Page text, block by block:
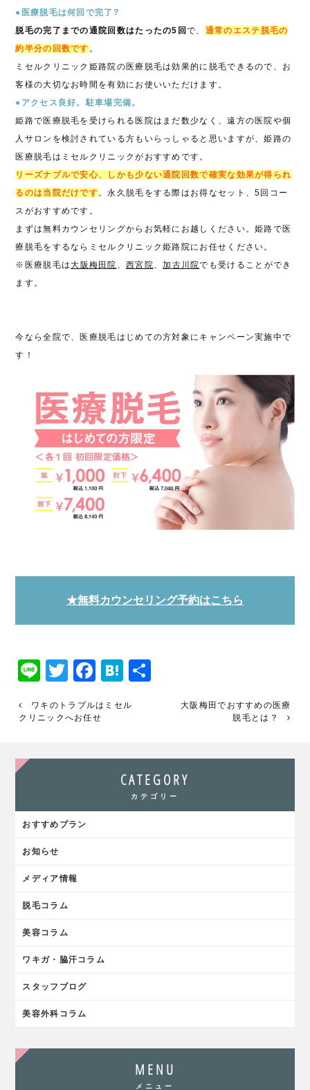
●医療脱毛は何回で完了?
脱毛の完了までの通院回数はたったの5回で、 通常のエステ脱毛の
約半分の回数です 。
ミセルクリニック姫路院の医療脱毛は効果的に脱毛できるので、お
客様の大切なお時間を有効にお使いいただけます。
●アクセス良好。駐車場完備。
姫路で医療脱毛を受けられる医院はまだ数少なく、遠方の医院や個
人サロンを検討されている方もいらっしゃると思いますが、姫路の
医療脱毛はミセルクリニックがおすすめです。
リーズナブルで安心、しかも少ない通院回数で確実な効果が得られ
るのは当院だけです。永久脱毛をする際はお得なセット、5回コー
スがおすすめです。
まずは無料カウンセリングからお気軽にお越しください。姫路で医
療脱毛をするならミセルクリニック姫路院にお任せください。
※医療脱毛は大阪梅田院 、西宮院、加古川院でも受けることができ
ます。
今なら全院で、医療脱毛はじめての方対象にキャンペーン実施中で
す！
★無料カウンセリング予約はこちら
LineTwitter
Facebook
Hatena
ワキのトラブルはミセル
クリニックへお任せ
大阪梅田でおすすめの医療
脱毛とは？
CATEGORY
カテゴリー
おすすめプラン
お知らせ
メディア情報
脱毛コラム
美容コラム
ワキガ・脇汗コラム
スタッフブログ
美容外科コラム
MENU
メニュー